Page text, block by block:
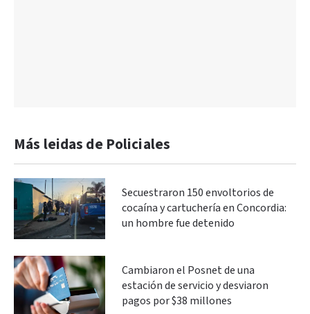
Más leidas de Policiales
Secuestraron 150 envoltorios de
cocaína y cartuchería en Concordia:
un hombre fue detenido
Cambiaron el Posnet de una
estación de servicio y desviaron
pagos por $38 millones